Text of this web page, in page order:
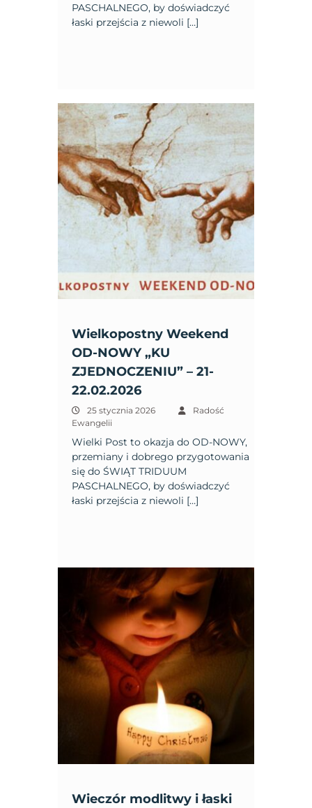
PASCHALNEGO, by doświadczyć
łaski przejścia z niewoli […]
Wielkopostny Weekend
OD-NOWY „KU
ZJEDNOCZENIU” – 21-
22.02.2026
25 stycznia 2026
Radość
Ewangelii
Wielki Post to okazja do OD-NOWY,
przemiany i dobrego przygotowania
się do ŚWIĄT TRIDUUM
PASCHALNEGO, by doświadczyć
łaski przejścia z niewoli […]
Wieczór modlitwy i łaski